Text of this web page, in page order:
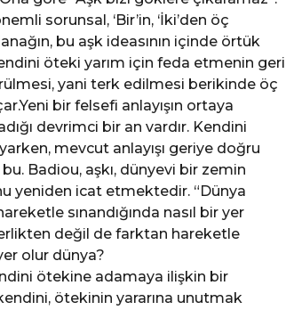
sorunsal, ‘Bir’in, ‘İki’den öç
bu aşk ideasının içinde örtük
öteki yarım için feda etmenin geri
yani terk edilmesi berikinde öç
bir felsefi anlayışın ortaya
devrimci bir an vardır. Kendini
mevcut anlayışı geriye doğru
Badiou, aşkı, dünyevi bir zemin
yeniden icat etmektedir. “Dünya
sınandığında nasıl bir yer
değil de farktan hareketle
olur dünya?
ötekine adamaya ilişkin bir
ötekinin yararına unutmak